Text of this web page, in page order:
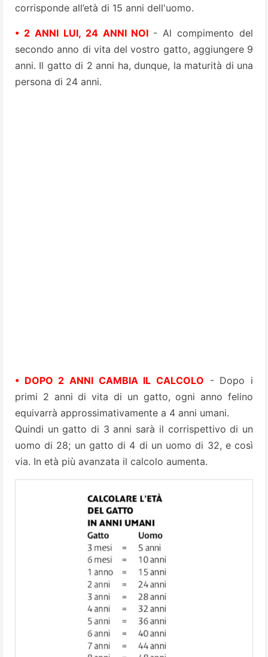
corrisponde all’età di 15 anni dell'uomo.
• 2 ANNI LUI, 24 ANNI NOI - Al compimento del
secondo anno di vita del vostro gatto, aggiungere 9
anni. Il gatto di 2 anni ha, dunque, la maturità di una
persona di 24 anni.
• DOPO 2 ANNI CAMBIA IL CALCOLO - Dopo i
primi 2 anni di vita di un gatto, ogni anno felino
equivarrà approssimativamente a 4 anni umani.
Quindi un gatto di 3 anni sarà il corrispettivo di un
uomo di 28; un gatto di 4 di un uomo di 32, e così
via. In età più avanzata il calcolo aumenta.